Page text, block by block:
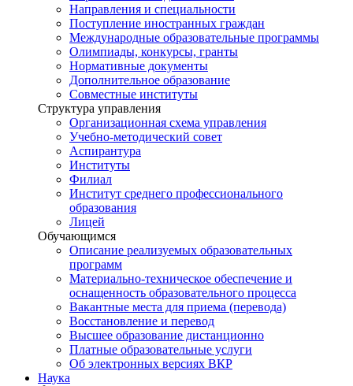
Направления и специальности
Поступление иностранных граждан
Международные образовательные программы
Олимпиады, конкурсы, гранты
Нормативные документы
Дополнительное образование
Совместные институты
Структура управления
Организационная схема управления
Учебно-методический совет
Аспирантура
Институты
Филиал
Институт среднего профессионального
образования
Лицей
Обучающимся
Описание реализуемых образовательных
программ
Материально-техническое обеспечение и
оснащенность образовательного процесса
Вакантные места для приема (перевода)
Восстановление и перевод
Высшее образование дистанционно
Платные образовательные услуги
Об электронных версиях ВКР
Наука